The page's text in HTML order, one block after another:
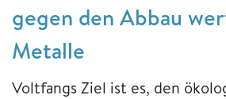
gegen den Abbau
Metalle
Voltfangs Ziel ist es, den